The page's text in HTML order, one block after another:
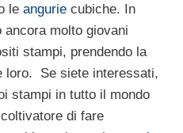
le angurie cubiche. In
molto giovani
stampi, prendendo la
loro. Se siete interessati,
stampi in tutto il mondo
di fare